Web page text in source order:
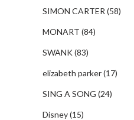
SIMON CARTER (58)
MONART (84)
SWANK(83)
elizabeth parker(17)
SING A SONG (24)
Disney(15)